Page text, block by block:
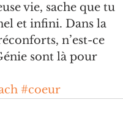
vie, sache que tu
et infini. Dans la
n’est-ce
sont là pour
#coeur